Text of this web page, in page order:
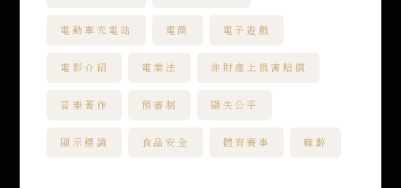
電動車充電站 電商 電子遊戲
電影介紹 電業法 非財產上損害賠償
音樂著作 預審制 顯失公平
顯示標識 食品安全 體育賽事 麻醉